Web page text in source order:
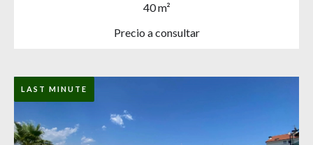
40 m²
Precio a consultar
LAST MINUTE